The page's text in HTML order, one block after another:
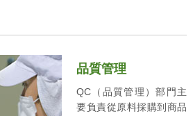
品質管理
QC（品質管理）部門主
要負責從原料採購到商品